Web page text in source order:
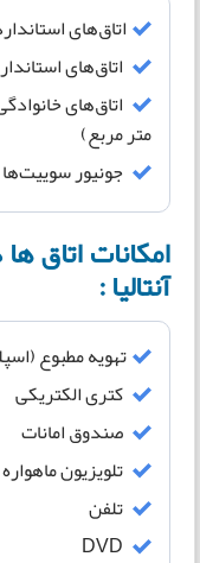
اتاق­‌های استاندارد با
اتاق­‌های استاندارد
متر مربع)
جونیور سوییت‌­ها با
امکانات اتاق
آنتالیا :
تهویه مطبوع
کتری الکتریکی
صندوق امانات
تلویزیون ماهواره
تلفن